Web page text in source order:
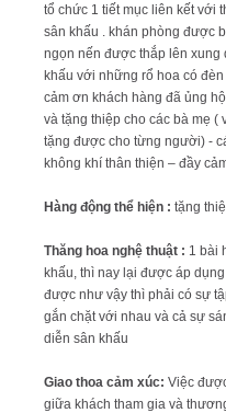
tổ chức 1 tiết mục liên kết với
sân khấu . khán phòng được
ngọn nến được thắp lên xung
khấu với những rổ hoa có
cảm ơn khách hàng đã ủng
và tặng thiệp cho các bà mẹ (
tặng được cho từng người) -
không khí thân thiện – đầy
Hàng động thể hiện : tặng
Thăng hoa nghệ thuật : 1 bài
khấu, thì nay lại được áp
được như vậy thì phải có sự
gắn chặt với nhau và cả sự
diễn sân khấu
Giao thoa cảm xúc: Việc
giữa khách tham gia và